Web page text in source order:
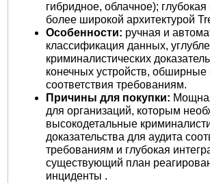
гибридное, облачное); глубокая
более широкой архитектурой
Особенности: ручная и
классификация данных,
криминалистических
конечных устройств,
соответствия требованиям.
Причины для покупки:
для организаций, которым
высокодетальные
доказательства для аудита
требованиям и глубокая
существующий план
инциденты .